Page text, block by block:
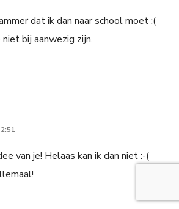
dat ik dan naar school moet :(
bij aanwezig zijn.
van je! Helaas kan ik dan niet :-(